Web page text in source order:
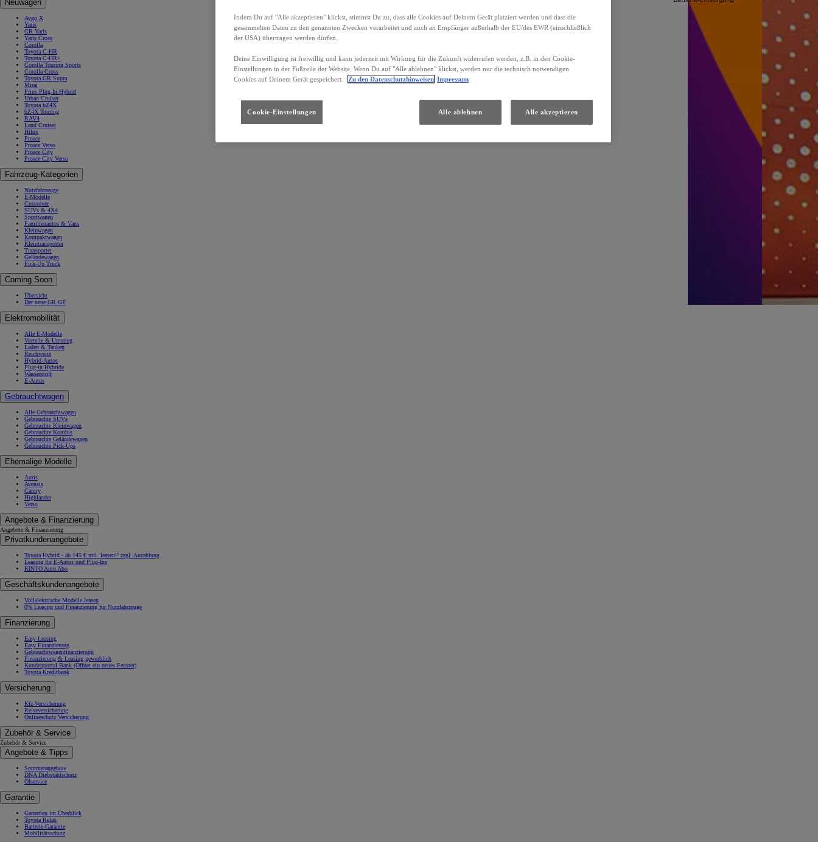
Neuwagen
Aygo X
Yaris
GR Yaris
Yaris Cross
Corolla
Toyota C-HR
Toyota C-HR+
Corolla Touring Sports
Corolla Cross
Toyota GR Supra
Mirai
Prius Plug-In Hybrid
Urban Cruiser
Toyota bZ4X
bZ4X Touring
RAV4
Land Cruiser
Hilux
Proace
Proace Verso
Proace City
Proace City Verso
Fahrzeug-Kategorien
Nutzfahrzeuge
E-Modelle
Crossover
SUVs & 4X4
Sportwagen
Familienautos & Vans
Kleinwagen
Kompaktwagen
Kleintransporter
Transporter
Geländewagen
Pick-Up Truck
Coming Soon
Übersicht
Der neue GR GT
Elektromobilität
Alle E-Modelle
Vorteile & Umstieg
Laden & Tanken
Reichweite
Hybrid-Autos
Plug-in Hybride
Wasserstoff
E-Autos
Gebrauchtwagen
Alle Gebrauchtwagen
Gebrauchte SUVs
Gebrauchte Kleinwagen
Gebrauchte Kombis
Gebrauchte Geländewagen
Gebrauchte Pick-Ups
Ehemalige Modelle
Auris
Avensis
Camry
Highlander
Verso
Angebote & Finanzierung
Angebote & Finanzierung
Privatkundenangebote
Toyota Hybrid - ab 145 € mtl. leasen¹² zzgl. Anzahlung
Leasing für E-Autos und Plug-Ins
KINTO Auto Abo
Geschäftskundenangebote
Vollelektrische Modelle leasen
0% Leasing und Finanzierung für Nutzfahrzeuge
Finanzierung
Easy Leasing
Easy Finanzierung
Gebrauchtwagenfinanzierung
Finanzierung & Leasing gewerblich
Kundenportal Bank (Öffnet ein neues Fenster)
Toyota Kreditbank
Versicherung
Kfz-Versicherung
Reiseversicherung
Onlineschutz Versicherung
Zubehör & Service
Zubehör & Service
Angebote & Tipps
Sommerangebote
DNA Diebstahlschutz
Ölservice
Garantie
Garantien im Überblick
Toyota Relax
Batterie-Garantie
Mobilitätsschutz
Indem Du auf "Alle akzeptieren" klickst, stimmst Du zu, dass alle Cookies auf Deinem Gerät platziert werden und dass die
gesammelten Daten zu den genannten Zwecken verarbeitet und auch an Empfänger außerhalb der EU/des EWR (einschließlich
der USA) übertragen werden dürfen.
Deine Einwilligung ist freiwillig und kann jederzeit mit Wirkung für die Zukunft widerrufen werden, z.B. in den Cookie-
Einstellungen in der Fußzeile der Website. Wenn Du auf "Alle ablehnen" klickst, werden nur die technisch notwendigen
Cookies auf Deinem Gerät gespeichert.
Zu den Datenschutzhinweisen Impressum
Cookie-Einstellungen Alle ablehnen Alle akzeptieren